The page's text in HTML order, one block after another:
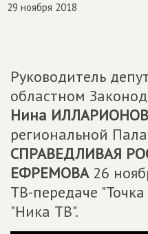
29 ноября 2018
Руководитель
областном
Нина
региональной
СПРАВЕДЛИВАЯ
ЕФРЕМОВА 26
ТВ-передаче
"Ника ТВ".